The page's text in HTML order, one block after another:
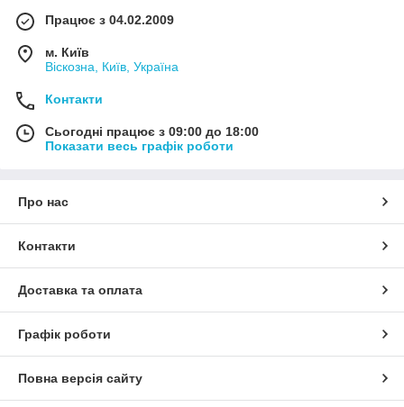
Працює з 04.02.2009
м. Київ
Віскозна, Київ, Україна
Контакти
Сьогодні працює з 09:00 до 18:00
Показати весь графік роботи
Про нас
Контакти
Доставка та оплата
Графік роботи
Повна версія сайту